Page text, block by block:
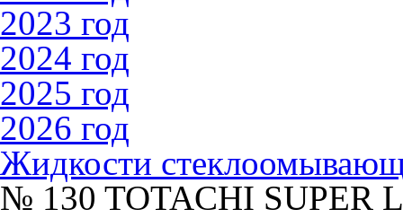
2023 год
2024 год
2025 год
2026 год
Жидкости
№ 130 TOTACHI SUPER